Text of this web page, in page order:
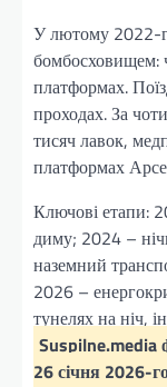
У лютому 2022-
бомбосховищем:
платформах.
проходах. За
тисяч лавок,
платформах
Ключові етапи:
диму; 2024 –
наземний
2026 –
тунелях на ніч,
Suspilne.media
26 січня 2026-